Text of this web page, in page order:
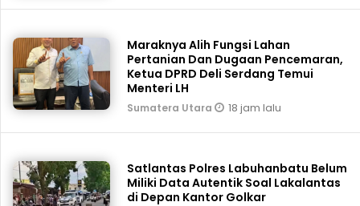
Maraknya Alih Fungsi Lahan
Pertanian Dan Dugaan Pencemaran,
Ketua DPRD Deli Serdang Temui
Menteri LH
Sumatera Utara 18 jam lalu
Satlantas Polres Labuhanbatu Belum
Miliki Data Autentik Soal Lakalantas
di Depan Kantor Golkar